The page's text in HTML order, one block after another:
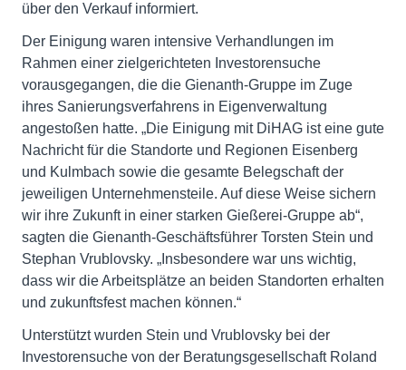
über den Verkauf informiert.
Der Einigung waren intensive Verhandlungen im
Rahmen einer zielgerichteten Investorensuche
vorausgegangen, die die Gienanth-Gruppe im Zuge
ihres Sanierungsverfahrens in Eigenverwaltung
angestoßen hatte. „Die Einigung mit DiHAG ist eine gute
Nachricht für die Standorte und Regionen Eisenberg
und Kulmbach sowie die gesamte Belegschaft der
jeweiligen Unternehmensteile. Auf diese Weise sichern
wir ihre Zukunft in einer starken Gießerei-Gruppe ab“,
sagten die Gienanth-Geschäftsführer Torsten Stein und
Stephan Vrublovsky. „Insbesondere war uns wichtig,
dass wir die Arbeitsplätze an beiden Standorten erhalten
und zukunftsfest machen können.“
Unterstützt wurden Stein und Vrublovsky bei der
Investorensuche von der Beratungsgesellschaft Roland